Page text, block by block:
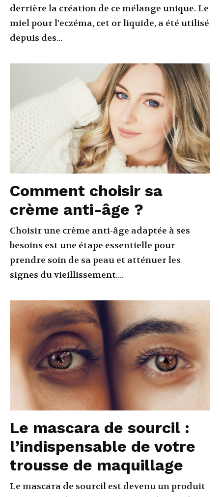
derrière la création de ce mélange unique. Le
miel pour l'eczéma, cet or liquide, a été utilisé
depuis des...
Comment choisir sa
crème anti-âge ?
Choisir une crème anti-âge adaptée à ses
besoins est une étape essentielle pour
prendre soin de sa peau et atténuer les
signes du vieillissement....
Le mascara de sourcil :
l’indispensable de votre
trousse de maquillage
Le mascara de sourcil est devenu un produit